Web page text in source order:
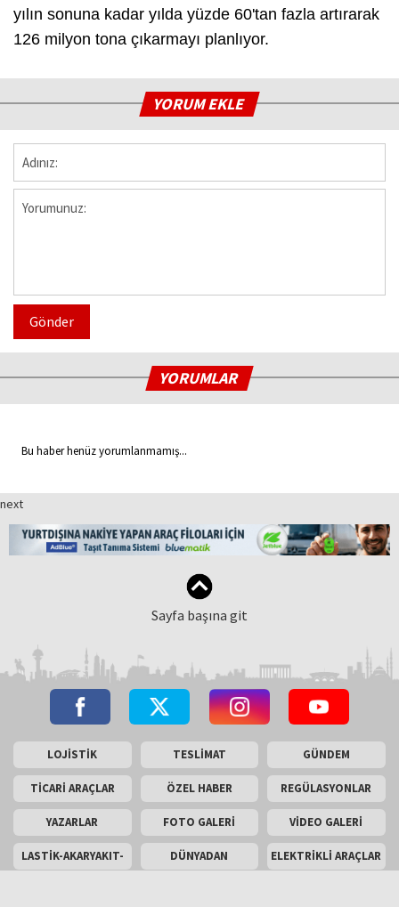
yılın sonuna kadar yılda yüzde 60'tan fazla artırarak
126 milyon tona çıkarmayı planlıyor.
YORUM EKLE
Gönder
YORUMLAR
Bu haber henüz yorumlanmamış...
next
Sayfa başına git
LOJİSTİK TESLİMAT GÜNDEM
TİCARİ ARAÇLAR ÖZEL HABER REGÜLASYONLAR
YAZARLAR FOTO GALERİ VİDEO GALERİ
LASTİK-AKARYAKIT-
DÜNYADAN ELEKTRİKLİ ARAÇLAR